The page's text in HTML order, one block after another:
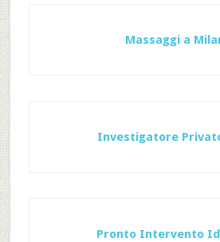
Massaggi a
Investigatore
Pronto Intervento